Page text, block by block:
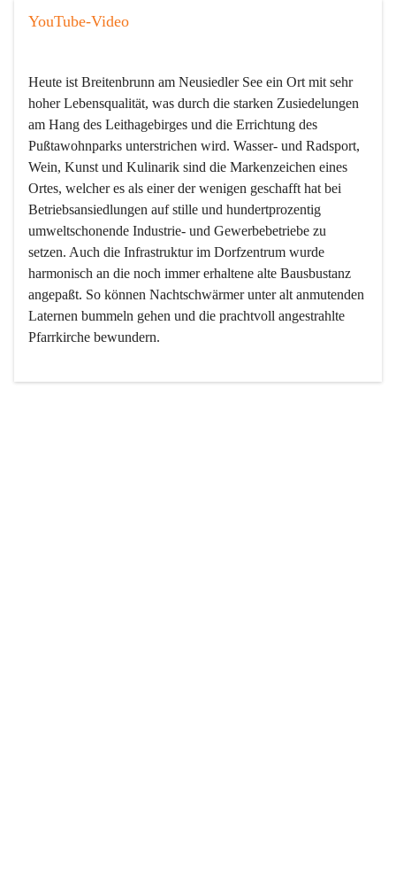
YouTube-Video
Heute ist Breitenbrunn am Neusiedler See ein Ort mit sehr
hoher Lebensqualität, was durch die starken Zusiedelungen
am Hang des Leithagebirges und die Errichtung des
Pußtawohnparks unterstrichen wird. Wasser- und Radsport,
Wein, Kunst und Kulinarik sind die Markenzeichen eines
Ortes, welcher es als einer der wenigen geschafft hat bei
Betriebsansiedlungen auf stille und hundertprozentig
umweltschonende Industrie- und Gewerbebetriebe zu
setzen. Auch die Infrastruktur im Dorfzentrum wurde
harmonisch an die noch immer erhaltene alte Bausbustanz
angepaßt. So können Nachtschwärmer unter alt anmutenden
Laternen bummeln gehen und die prachtvoll angestrahlte
Pfarrkirche bewundern.
Der Weinbau dominert heute nicht mehr, ist aber integrativer